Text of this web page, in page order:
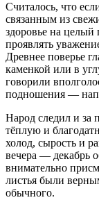
Считалось, что
связанным из
здоровье на
проявлять
Древнее поверье
каменкой или в
говорили
подношения —
Народ следил и за
тёплую и
холод, сырость и
вечера — декабрь
внимательно
листья были
обычного.